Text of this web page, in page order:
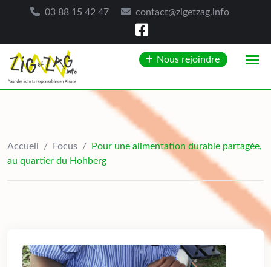
03 88 15 42 47 contact@zigetzag.info
content
Nous rejoindre
Accueil / Focus /
Pour une alimentation durable partagée,
au quartier du Hohberg